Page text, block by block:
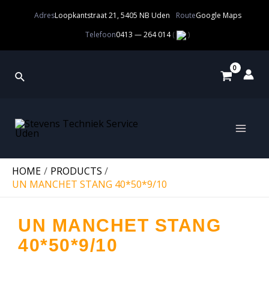
AdresLoopkantstraat 21, 5405 NB Uden RouteGoogle Maps
Telefoon0413 — 264 014( )
HOME
PRODUCTS
UN MANCHET STANG 40*50*9/10
UN MANCHET STANG
40*50*9/10